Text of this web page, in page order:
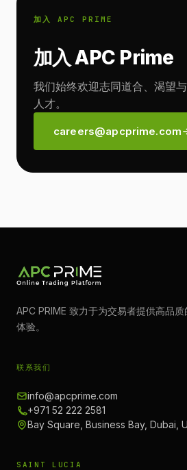
加入 APC PRIME
加入 APC Prime
我们始终欢迎志同道合、渴望
人才。
careers@apcprime.com
APC PRIME 致力于为交易者提供高品
体验。
联系我们
info@apcprime.com
+971 52 222 2581
Bay Square, Business Bay, Dubai,
SAINT LUCIA